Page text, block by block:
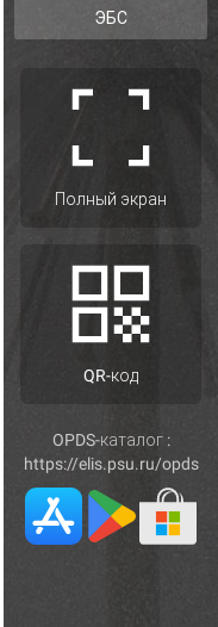
ЭБС
Полный экран
QR-код
OPDS-каталог :
https://elis.psu.ru/opds